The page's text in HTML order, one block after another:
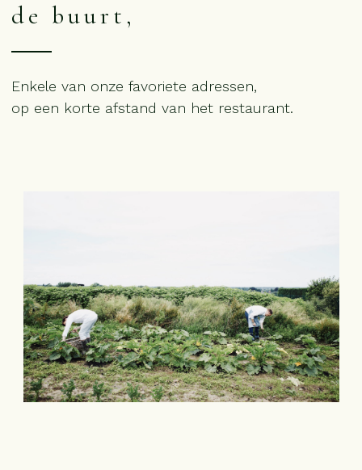
de buurt,
Enkele van onze favoriete adressen,
op een korte afstand van het restaurant.